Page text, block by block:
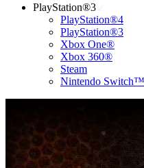
PlayStation®3
PlayStation®4
PlayStation®3
Xbox One®
Xbox 360®
Steam
Nintendo Switch™